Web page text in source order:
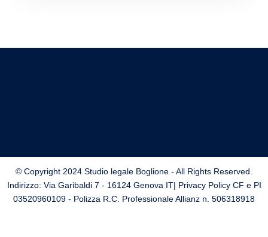
© Copyright 2024 Studio legale Boglione - All Rights Reserved.
Indirizzo: Via Garibaldi 7 - 16124 Genova IT| Privacy Policy CF e PI
03520960109 - Polizza R.C. Professionale Allianz n. 506318918